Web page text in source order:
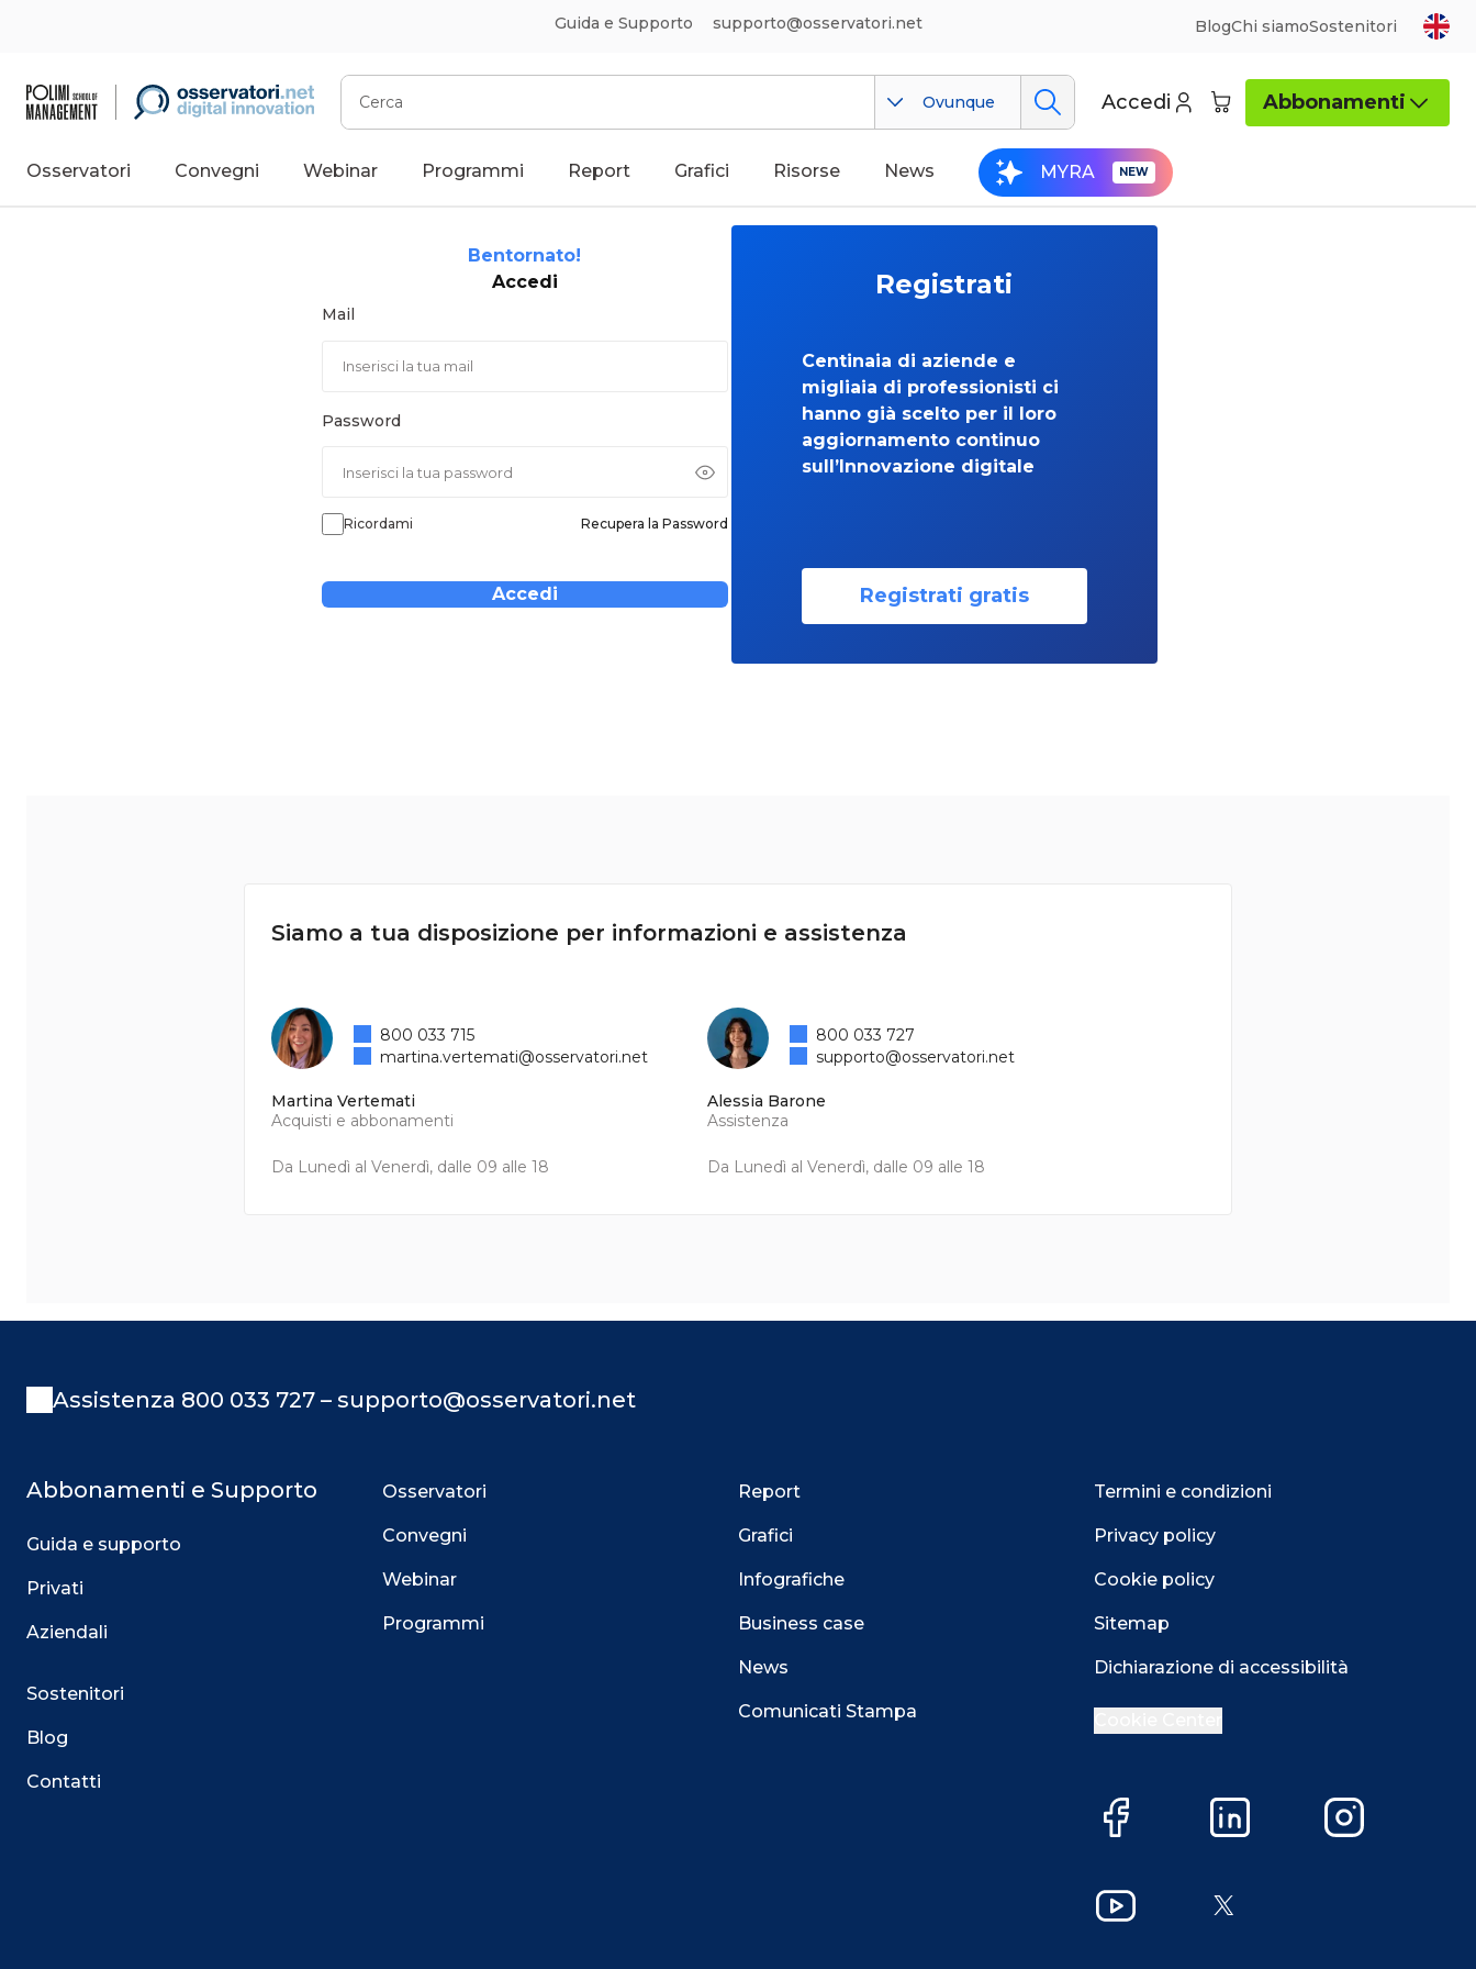
Guida e Supporto supporto@osservatori.net BlogChi siamoSostenitori
Cerca
Ovunque Accedi Abbonamenti
Osservatori Convegni Webinar Programmi Report Grafici Risorse News MYRA
Bentornato!
Accedi
Mail
Password
Ricordami Recupera la Password
Accedi
Registrati
Centinaia di aziende e
migliaia di professionisti ci
hanno già scelto per il loro
aggiornamento continuo
sull’Innovazione digitale
Registrati gratis
Siamo a tua disposizione per informazioni e assistenza
Martina Vertemati
Acquisti e abbonamenti
Da Lunedì al Venerdì, dalle 09 alle 18
800 033 715
martina.vertemati@osservatori.net
Alessia Barone
Assistenza
Da Lunedì al Venerdì, dalle 09 alle 18
800 033 727
supporto@osservatori.net
Assistenza 800 033 727 – supporto@osservatori.net
Abbonamenti e Supporto
Guida e supporto
Privati
Aziendali
Sostenitori
Blog
Contatti
Osservatori
Convegni
Webinar
Programmi
Report
Grafici
Infografiche
Business case
News
Comunicati Stampa
Termini e condizioni
Privacy policy
Cookie policy
Sitemap
Dichiarazione di accessibilità
Facebook LinkedIn Instagram
YouTube X